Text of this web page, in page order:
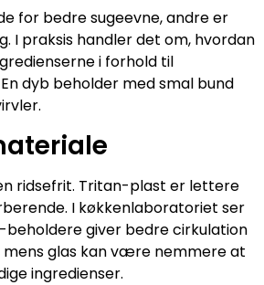
for bedre sugeevne, andre er
I praksis handler det om, hvordan
i forhold til
dyb beholder med smal bund
ridsefrit. Tritan-plast er lettere
I køkkenlaboratoriet ser
giver bedre cirkulation
glas kan være nemmere at
ingredienser.